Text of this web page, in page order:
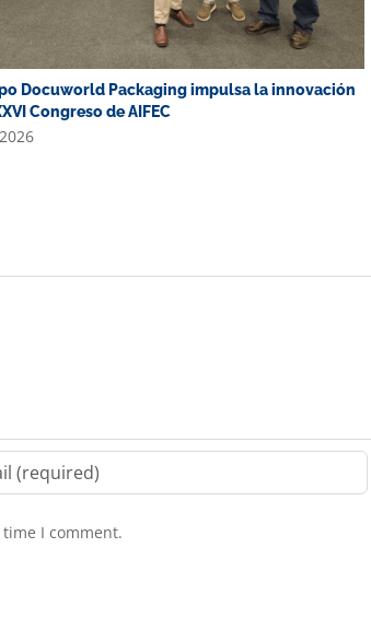
Docuworld Packaging impulsa la innovación
Congreso de AIFEC
I comment.